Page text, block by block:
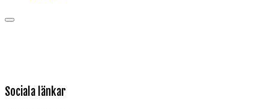
Sociala länkar